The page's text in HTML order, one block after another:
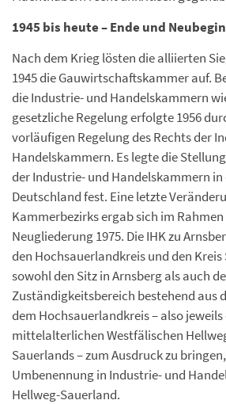
1945 bis heute – Ende und
Nach dem Krieg lösten die alliierten
1945 die Gauwirtschaftskammer auf.
die Industrie- und Handelskammern
gesetzliche Regelung erfolgte 1956
vorläufigen Regelung des Rechts der
Handelskammern. Es legte die
der Industrie- und Handelskammern
Deutschland fest. Eine letzte
Kammerbezirks ergab sich im
Neugliederung 1975. Die IHK zu
den Hochsauerlandkreis und den
sowohl den Sitz in Arnsberg als auch
Zuständigkeitsbereich bestehend aus
dem Hochsauerlandkreis – also jeweils
mittelalterlichen Westfälischen
Sauerlands – zum Ausdruck zu
Umbenennung in Industrie- und
Hellweg-Sauerland.